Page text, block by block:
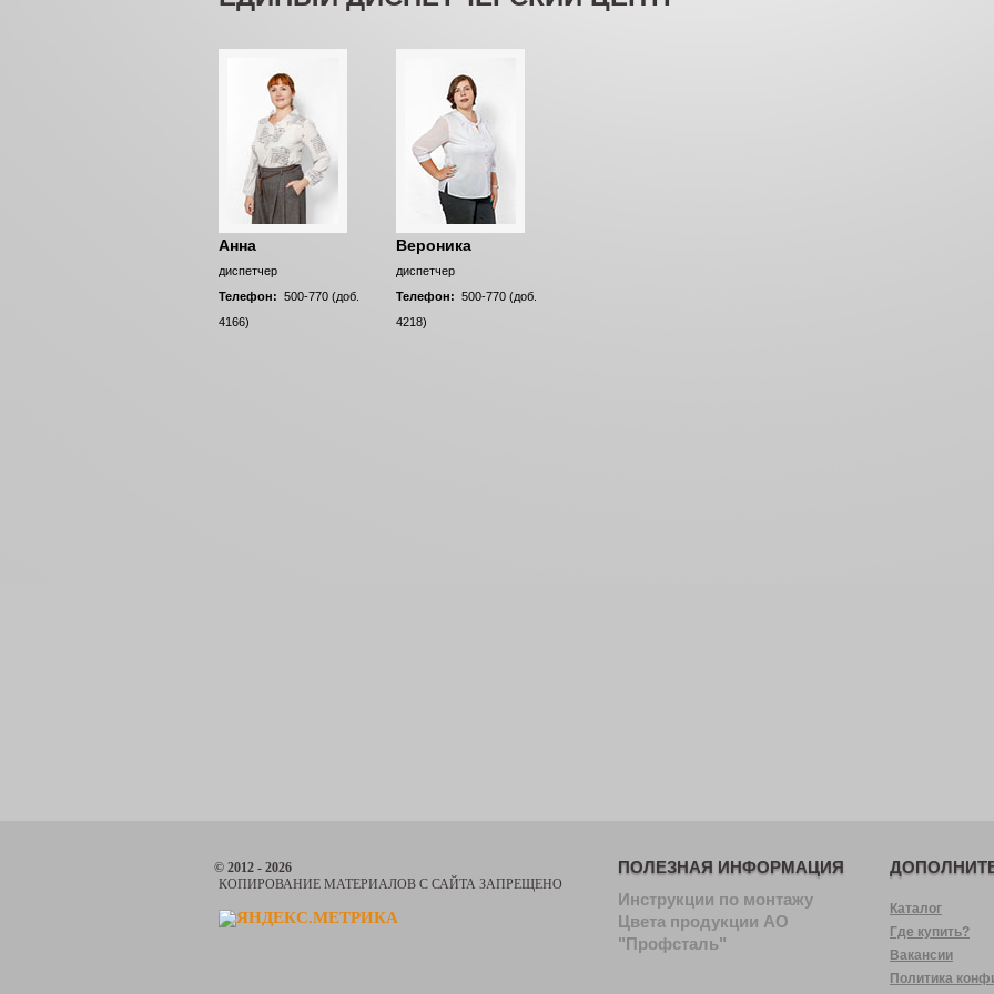
Анна
диспетчер
Телефон: 500-770 (доб.
4166)
Вероника
диспетчер
Телефон: 500-770 (доб.
4218)
© 2012 - 2026
КОПИРОВАНИЕ МАТЕРИАЛОВ С САЙТА ЗАПРЕЩЕНО
ПОЛЕЗНАЯ ИНФОРМАЦИЯ
Инструкции по монтажу
Цвета продукции АО
"Профсталь"
Каталог
Где купить?
Вакансии
Политика